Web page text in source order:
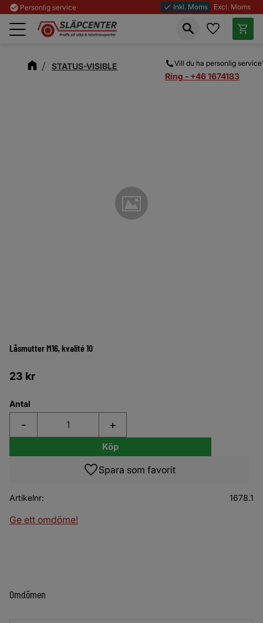
Meny
check_circle Personlig service done Inkl. Moms Excl. Moms
Vill du ha personlig
Ring - +46 1674183
Favoriter
STATUS-VISIBLE
Låsmutter M16, kvalité 10
23 kr
Antal
+
-
Köp
Lägg till i favoriter
Artikelnr 1678.1
Ge ett omdöme!
Omdömen